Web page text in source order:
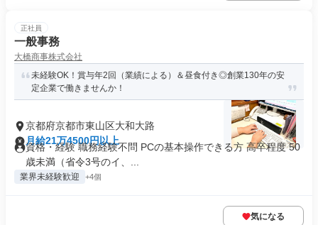
正社員
一般事務
大橋商事株式会社
未経験OK！賞与年2回（業績による）＆昼食付き◎創業130年の安
定企業で働きませんか！
京都府京都市東山区大和大路
月給21万4500円以上
資格・経験 職務経験不問 PCの基本操作できる方 高卒程度 50
歳未満（省令3号のイ、...
業界未経験歓迎 +4個
気になる